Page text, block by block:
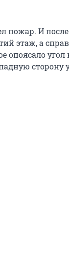
пожар. И после
этаж, а
опоясало
сторону